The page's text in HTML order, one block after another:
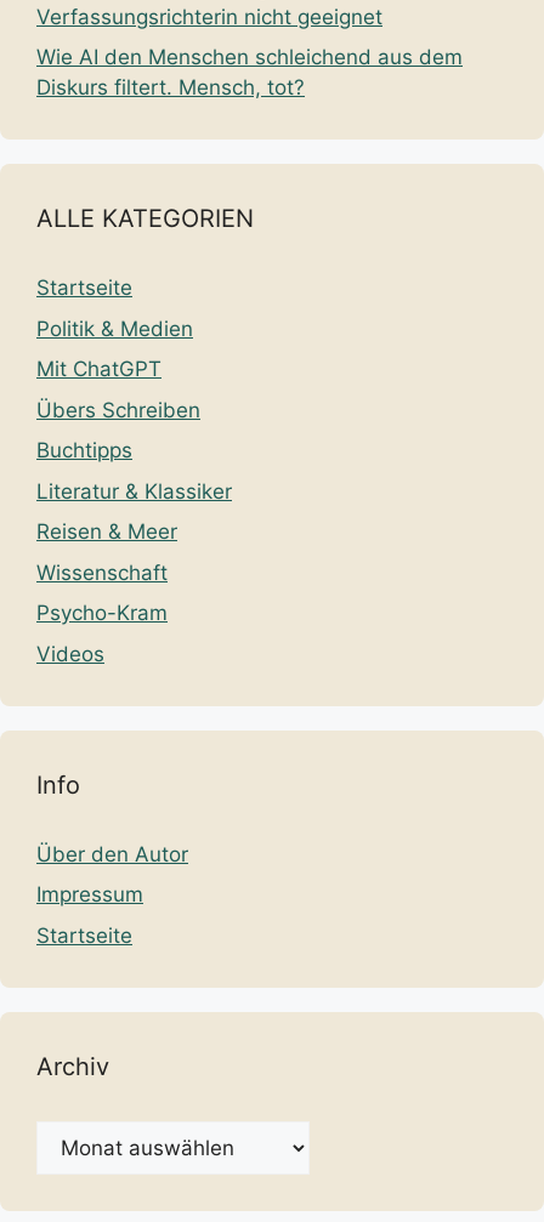
Verfassungsrichterin nicht geeignet
Wie AI den Menschen schleichend aus dem
Diskurs filtert. Mensch, tot?
ALLE KATEGORIEN
Startseite
Politik & Medien
Mit ChatGPT
Übers Schreiben
Buchtipps
Literatur & Klassiker
Reisen & Meer
Wissenschaft
Psycho-Kram
Videos
Info
Über den Autor
Impressum
Startseite
Archiv
Archiv